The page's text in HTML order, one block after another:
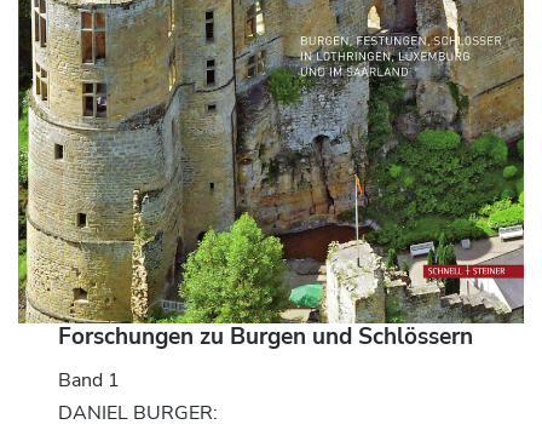
Forschungen zu Burgen und Schlössern
Band 1
DANIEL BURGER: